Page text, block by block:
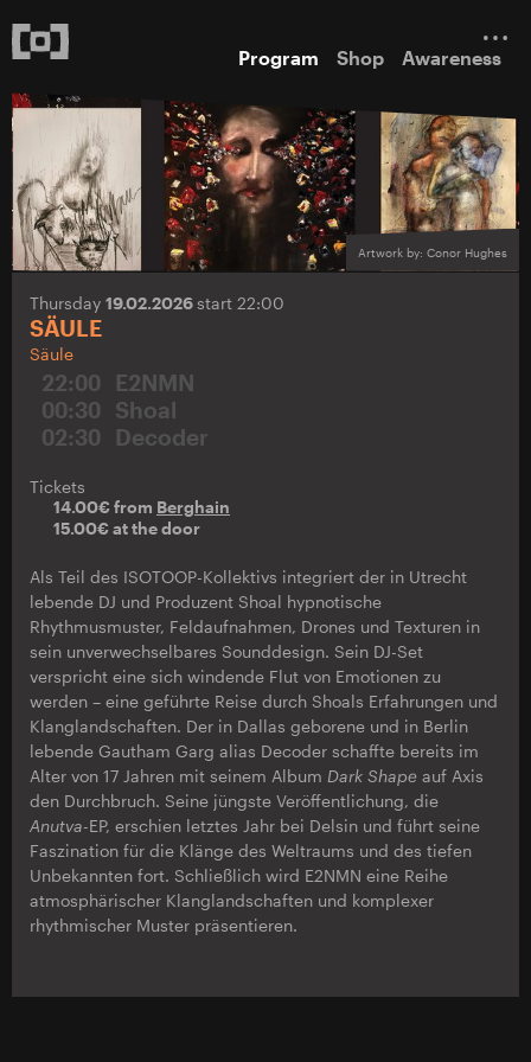
Program Shop Awareness
Artwork by: Conor Hughes
Thursday 19.02.2026start 22:00
SÄULE
Säule
22:00
E2NMN
00:30
Shoal
02:30
Decoder
Tickets
14.00€ from Berghain
15.00€ at the door
Als Teil des ISOTOOP-Kollektivs integriert der in Utrecht
lebende DJ und Produzent Shoal hypnotische
Rhythmusmuster, Feldaufnahmen, Drones und Texturen in
sein unverwechselbares Sounddesign. Sein DJ-Set
verspricht eine sich windende Flut von Emotionen zu
werden – eine geführte Reise durch Shoals Erfahrungen und
Klanglandschaften. Der in Dallas geborene und in Berlin
lebende Gautham Garg alias Decoder schaffte bereits im
Alter von 17 Jahren mit seinem Album Dark Shape auf Axis
den Durchbruch. Seine jüngste Veröffentlichung, die
Anutva-EP, erschien letztes Jahr bei Delsin und führt seine
Faszination für die Klänge des Weltraums und des tiefen
Unbekannten fort. Schließlich wird E2NMN eine Reihe
atmosphärischer Klanglandschaften und komplexer
rhythmischer Muster präsentieren.